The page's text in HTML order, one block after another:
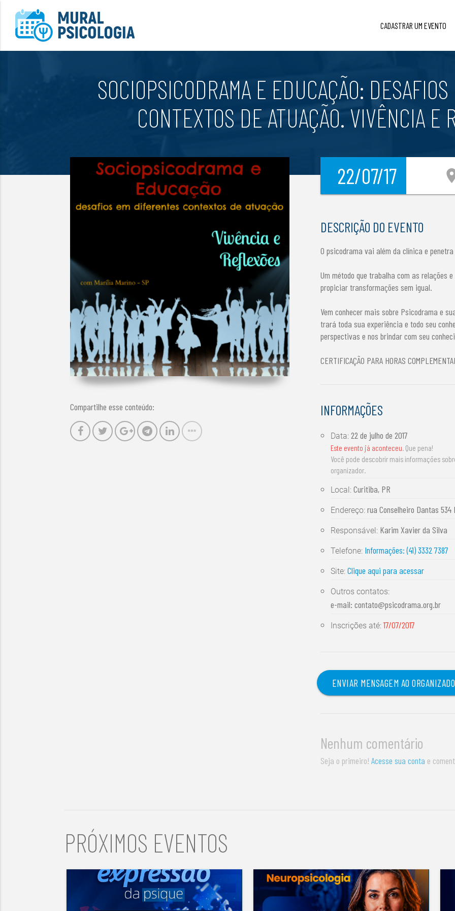
CADASTRAR UM EVENTO
SOCIOPSICODRAMA E EDUCAÇÃO:
CONTEXTOS DE ATUAÇÃO. VIVÊNCIA E
Compartilhe esse conteúdo:
22/07/17
DESCRIÇÃO DO EVENTO
O psicodrama vai além da clínica e
Um método que trabalha com as relações
propiciar transformações sem igual.
Vem conhecer mais sobre Psicodrama e
trará toda sua experiência e todo seu
perspectivas e nos brindar com seu
CERTIFICAÇÃO PARA HORAS
INFORMAÇÕES
Data:22 de julho de 2017
Este evento já aconteceu. Que pena!
Você pode descobrir mais informações
organizador.
Local:Curitiba, PR
Endereço:rua Conselheiro Dantas
Responsável: Karim Xavier da Silva
Telefone: Informações: (41) 3332 7387
Site:Clique aqui para acessar
Outros contatos:
e-mail:contato@psicodrama.org.br
Inscrições até:17/07/2017
ENVIAR MENSAGEM AO
Nenhum comentário
Seja o primeiro!Acesse sua conta e
PRÓXIMOS EVENTOS